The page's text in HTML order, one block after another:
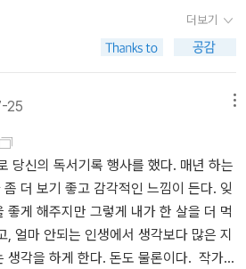
소통으로 주고받는 역할도 어쩌면 일종
1막의 막을 내리고 다시 인생 2 막을 올
이 나왔음이 개인적으로도 상당한 반향을
료나 이웃이나 혹은 친구에게 묻는다. 은
떤 것을 할 꺼리는 있는가? 지금 당장
미의 일은 하고 있는가? 다시 말하자면 인
지막을 준비할 것인가에 대한 질문과도
국은 죽음이요 내가 살아온 나이만큼 나
어갈 것이라는 절대적인 유한성 앞에서
는 없는 인간의 '근원적인 부조리'라는 것
않아야 할 이유가 여기에 있다. 2012년
더 진보적이었다. 진보 세력은 선거에
대통령을 보고 싶었던 시민들이 '멘붕'에
본문 259쪽)자유인 유시민의 선동낙심
스려 다시 연대한다. 연대하기 위해선 공
. 타인의 고통에 분노하는 것은 나의 유전
슴이 분노하는 것이다. 각성된 마음들이
더불어 전진해야 한다. 누군가는 목숨을
가는 촛불을 들거나, 누군가는 SNS로 그
는 직업 정치인으로 나서고, 누군가는 평
아하는 나, 사실 크라잉넛은 나이 40을
들고 목소리를 지를 나에게 철없어 보
가? 과연 그 철이란 어떤 것을 말하는
일 터이다. 계산적이고 이기적이고 현실
말이다. 나라고 계산적이고 이기적인
속에서 매우 계산적인 스케줄을 관리하
다. 물론 현실의 부정함에 타협할 수밖에
이 없기에 그래서 그것을 극복하고 싶기
그런다고 내 행동에 책임을 회피하거나 내
이런 좋은 이야기를 할 자격이 되나? ' 아
이 다른 사람에 대해 적대감을 느꼈다.
그렇게 하면 소통과 협력을 이루어 내기
소통과 인간관계의 비결은 자기 마음을
으로부터의 성찰로 깨닫게 되었으리라.
하는 방법' 으로 부모들이 저지를 수 있는
녀의 삶을 대신 설계하고 자녀의 행복을
말한다.특히, 18대 대통령 선거나, 오늘
여러 페이지에 걸쳐서 언급을 한다.이런
줍은 편입니다.” 미디어에서만 나를 본
다. 당신이 사납지 않다고? 그렇다. 나는
황에서는 나도 모르게 분노가 치민다. 그
각하지만 실패할 때가 많다. 분노를 억누
는 나도 모르게 냉소적으로 변한다. 내
것만 같다. 이게 뭐지? (유시민, 『어떻게
108~109쪽)
허한다. 그는 친정이나 다름없던 TV 토
참가한 적이 있었다. 그는 자신에게 향하
논리적으로 재반박함으로써 주장 의지를
‘토론 잘하는 정치인’으로서의 이미지를
것은 인과관계를 왜곡한 중대한 논리적
해석: 여론조사와 선거 데이터를 과학적
로는 본인의 진영 논리에 유리한 수치만
는 확증편향을 보여주고 있다. 2. 부정
의 위선적 행적• 선거 정의에 대한 선택적
주화 운동과 정의를 외치며 정계에 입문
어 온 부정선거 의혹에 대해서는 철저히
판을 받는다. 선거 제도의 투명성을 감
버린 행보이다.• 진영 방어를 위한 여론
원회의 시스템적 허점이나 투·개표 과정
리를 조롱하고, 도리어 이를 지적하는
나이드는 모습을 보고 싶다. 그리고 오래
더보기
25
당신의 독서기록 행사를 했다. 매년 하는
더 보기 좋고 감각적인 느낌이 든다. 잊
좋게 해주지만 그렇게 내가 한 살을 더 먹
, 얼마 안되는 인생에서 생각보다 많은 지
생각을 하게 한다. 돈도 물론이다. 작가